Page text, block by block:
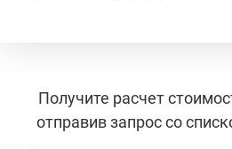
Получите расчет
отправив запрос со